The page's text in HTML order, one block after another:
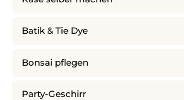
Batik & Tie Dye
Bonsai pflegen
Party-Geschirr